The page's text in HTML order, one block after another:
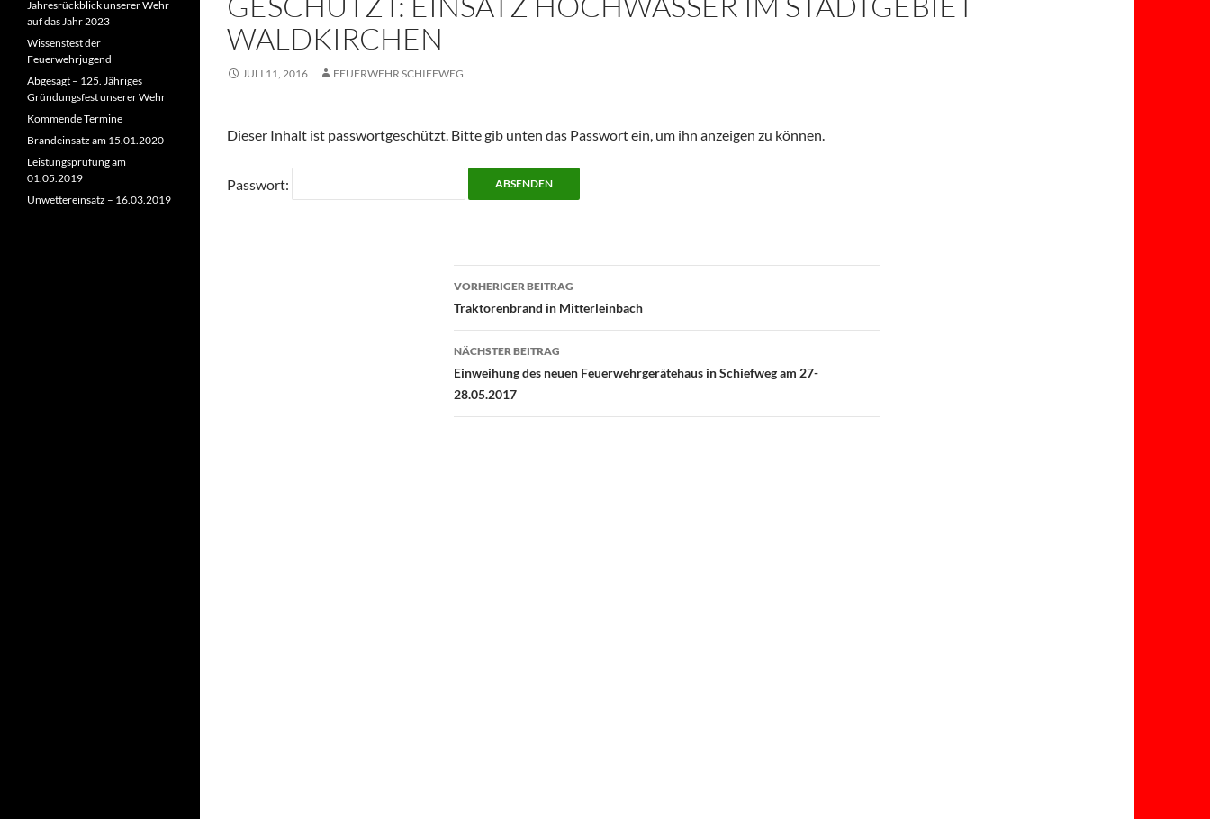
WALDKIRCHEN
JULI 11, 2016 FEUERWEHR SCHIEFWEG
Dieser Inhalt ist passwortgeschützt. Bitte gib unten das Passwort ein, um ihn anzeigen zu können.
Passwort:
Beitragsnavigation
VORHERIGER BEITRAG
Traktorenbrand in Mitterleinbach
NÄCHSTER BEITRAG
Einweihung des neuen Feuerwehrgerätehaus in Schiefweg am 27-
28.05.2017
Jahresrückblick unserer Wehr
auf das Jahr 2023
Wissenstest der
Feuerwehrjugend
Abgesagt – 125. Jähriges
Gründungsfest unserer Wehr
Kommende Termine
Brandeinsatz am 15.01.2020
Leistungsprüfung am
01.05.2019
Unwettereinsatz – 16.03.2019